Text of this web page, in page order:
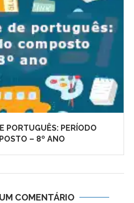
PORTUGUÊS: PERÍODO
– 8º ANO
COMENTÁRIO